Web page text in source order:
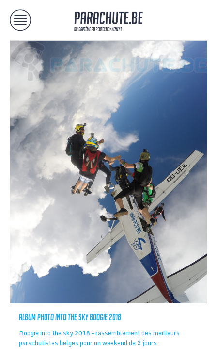
Album photo Into the Sky Boogie 2018
Boogie into the sky 2018 – rassemblement des meilleurs
parachutistes belges pour un weekend de 3 jours